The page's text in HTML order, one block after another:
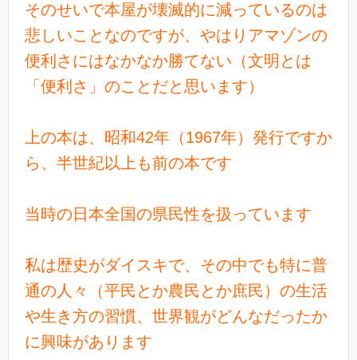
そのせいで本屋が壊滅的に減っているのは
悲しいことなのですが、やはりアマゾンの
便利さにはなかなか勝てない（文明とは
「便利さ」のことだと思います）
上の本は、昭和42年（1967年）発行ですか
ら、半世紀以上も前の本です
当時の日本全国の県民性を扱っています
私は歴史がダイスキで、その中でも特に普
通の人々（平民とか農民とか庶民）の生活
や生き方の習慣、世界観がどんなだったか
に興味があります